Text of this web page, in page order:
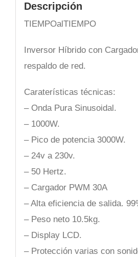
Descripción
TIEMPOalTIEMPO
Inversor Híbrido con
respaldo de red.
Caraterísticas técnicas:
– Onda Pura Sinusoidal.
– 1000W.
– Pico de potencia 3000W.
– 24v a 230v.
– 50 Hertz.
– Cargador PWM 30A
– Alta eficiencia de salida.
– Peso neto 10.5kg.
– Display LCD.
– Protección varias con